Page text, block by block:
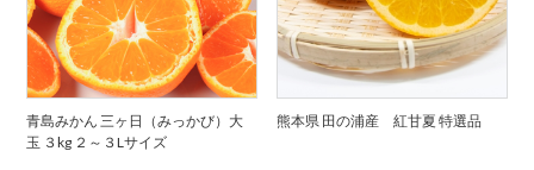
青島みかん 三ヶ日（みっかび）大
玉 ３kg ２～３Lサイズ
熊本県 田の浦産 紅甘夏 特選品